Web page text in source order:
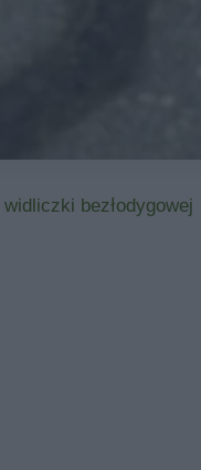
widliczki bezłodygowej